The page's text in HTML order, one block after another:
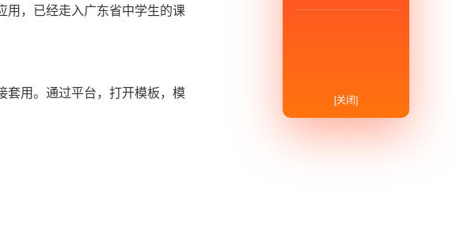
用，已经走入广东省中学生的课
套用。通过平台，打开模板，模
[关闭]